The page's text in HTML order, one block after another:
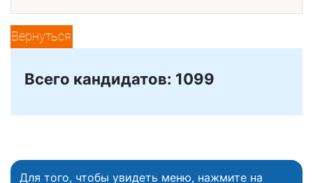
Вернуться
Всего кандидатов: 1099
Для того, чтобы увидеть меню, нажмите на